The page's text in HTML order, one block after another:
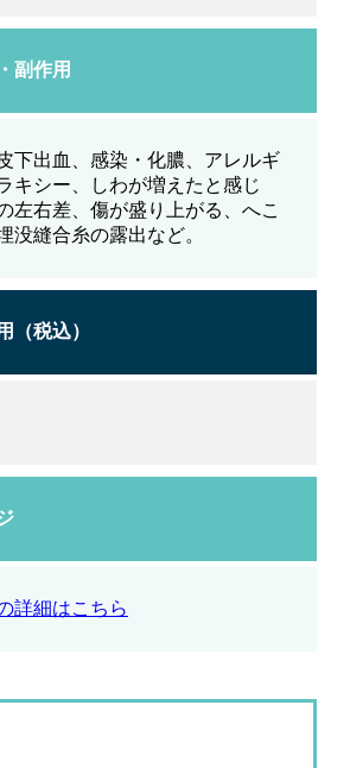
副作用
下出血、感染・化膿、アレルギ
キシー、しわが増えたと感じ
左右差、傷が盛り上がる、へこ
没縫合糸の露出など。
（税込）
詳細はこちら